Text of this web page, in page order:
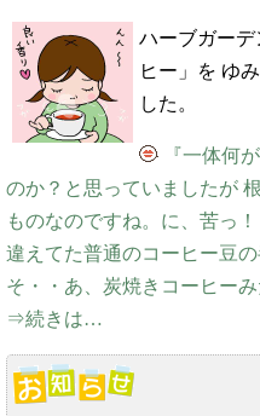
ハーブガー
ヒー」を ゆ
した。
『一体何
のか？と思っていましたが
ものなのですね。に、苦っ
違えてた普通のコーヒー豆
そ・・あ、炭焼きコーヒーみ
⇒続きは…